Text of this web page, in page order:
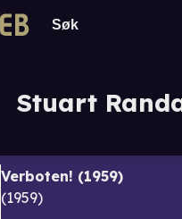
Stuart
Verboten! (1959)
1959